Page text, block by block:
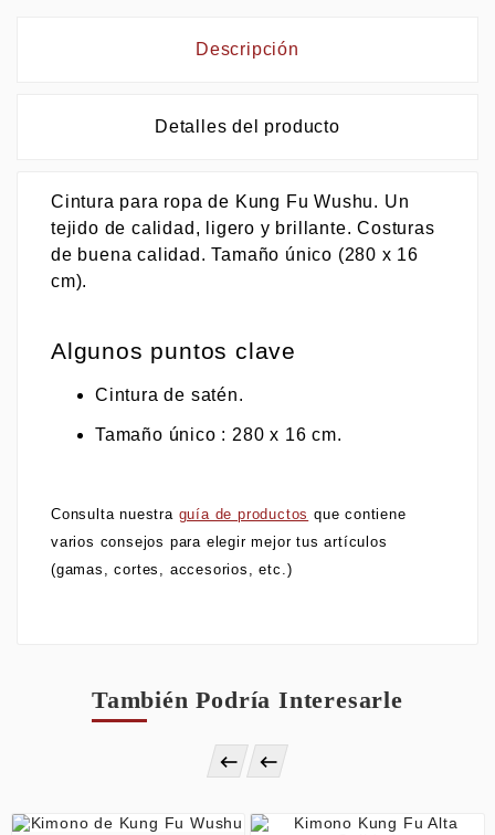
Descripción
Detalles del producto
Cintura para ropa de Kung Fu Wushu. Un
tejido de calidad, ligero y brillante. Costuras
de buena calidad. Tamaño único (280 x 16
cm).
Algunos puntos clave
Cintura de satén.
Tamaño único : 280 x 16 cm.
Consulta nuestra guía de productos que contiene
varios consejos para elegir mejor tus artículos
(gamas, cortes, accesorios, etc.)
También Podría Interesarle
 